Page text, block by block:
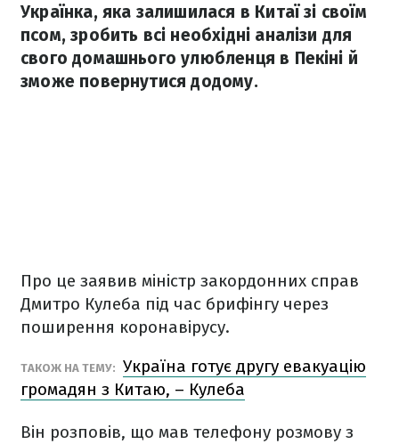
Українка, яка залишилася в Китаї зі своїм
псом, зробить всі необхідні аналізи для
свого домашнього улюбленця в Пекіні й
зможе повернутися додому.
Про це заявив міністр закордонних справ
Дмитро Кулеба під час брифінгу через
поширення коронавірусу.
ТАКОЖ НА ТЕМУ: Україна готує другу евакуацію
громадян з Китаю, – Кулеба
Він розповів, що мав телефону розмову з